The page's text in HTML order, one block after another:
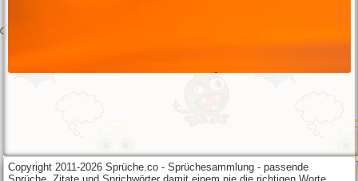
Copyright 2011-2026 Sprüche.co - Sprüchesammlung - passende